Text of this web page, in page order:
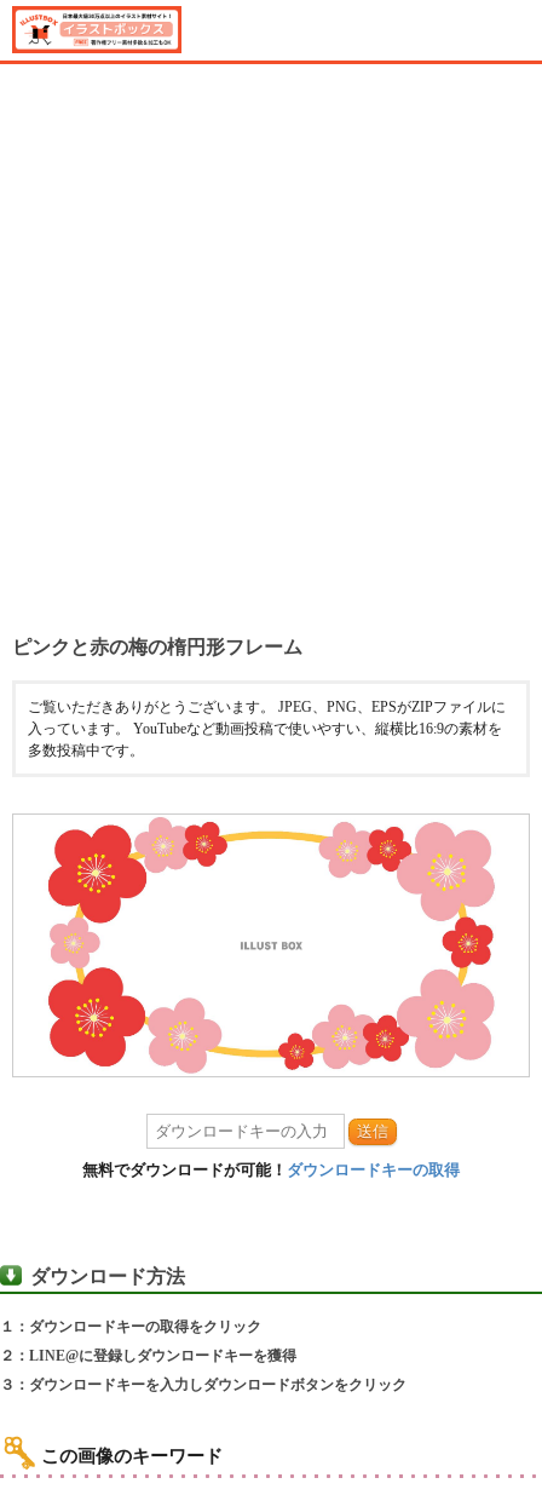
ピンクと赤の梅の楕円形フレーム
ご覧いただきありがとうございます。 JPEG、PNG、EPSがZIPファイルに
入っています。 YouTubeなど動画投稿で使いやすい、縦横比16:9の素材を
多数投稿中です。
送信
無料でダウンロードが可能！ ダウンロードキーの取得
ダウンロード方法
１：ダウンロードキーの取得をクリック
２：LINE@に登録しダウンロードキーを獲得
３：ダウンロードキーを入力しダウンロードボタンをクリック
この画像のキーワード